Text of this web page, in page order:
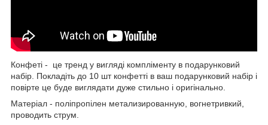
Конфеті - це тренд у вигляді компліменту в подарунковий
набір. Покладіть до 10 шт конфетті в ваш подарунковий набір і
повірте це буде виглядати дуже стильно і оригінально.
Матеріал - поліпропілен метализированную, вогнетривкий,
проводить струм.